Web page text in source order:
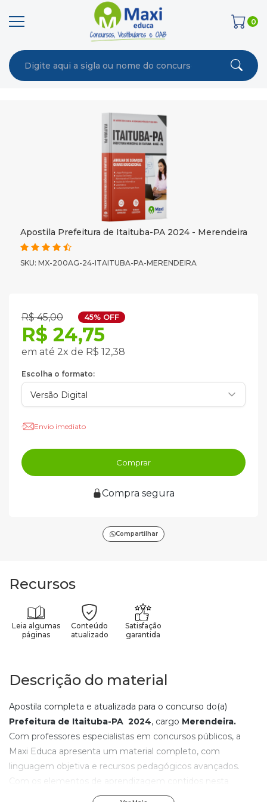
0
Apostila Prefeitura de Itaituba-PA 2024 - Merendeira
SKU: MX-200AG-24-ITAITUBA-PA-MERENDEIRA
R$ 45,00 45% OFF
R$ 24,75
em até 2x de R$ 12,38
Escolha o formato:
Envio imediato
Comprar
Compra segura
Compartilhar
Recursos
Leia algumas
páginas
Conteúdo
atualizado
Satisfação
garantida
Descrição do material
Apostila completa e atualizada para o concurso do(a)
Prefeitura de Itaituba-PA 2024, cargo Merendeira.
Com professores especialistas em concursos públicos, a
Maxi Educa apresenta um material completo, com
linguagem objetiva e recursos pedagógicos avançados.
Com os elementos de aprendizagem contidos nesta
Prefeitura de Itaituba-PA